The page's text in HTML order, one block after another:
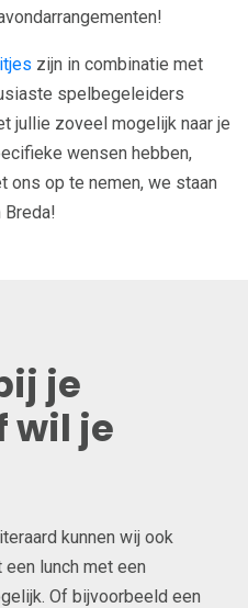
zijn in combinatie met
spelbegeleiders
jullie zoveel mogelijk naar je
wensen hebben,
ons op te nemen, we staan
Breda!
je
wil je
kunnen wij ook
lunch met een
Of bijvoorbeeld een